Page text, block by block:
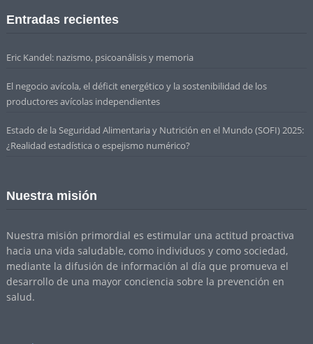
Entradas recientes
Eric Kandel: nazismo, psicoanálisis y memoria
El negocio avícola, el déficit energético y la sostenibilidad de los
productores avícolas independientes
Estado de la Seguridad Alimentaria y Nutrición en el Mundo (SOFI) 2025:
¿Realidad estadística o espejismo numérico?
Nuestra misión
Nuestra misión primordial es estimular una actitud proactiva
hacia una vida saludable, como individuos y como sociedad,
mediante la difusión de información al día que promueva el
desarrollo de una mayor conciencia sobre la prevención en
salud.